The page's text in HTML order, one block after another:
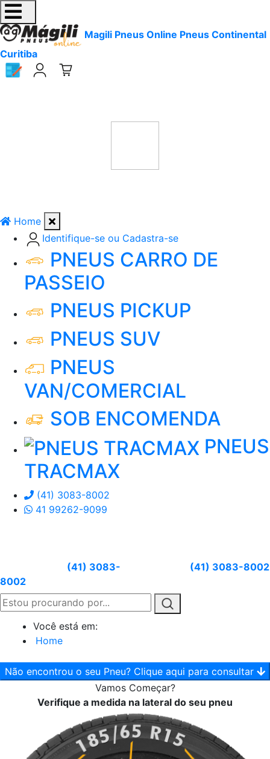
Magili Pneus Online Pneus Continental
Curitiba
Home
Identifique-se ou Cadastra-se
PNEUS CARRO DE
PASSEIO
PNEUS PICKUP
PNEUS SUV
PNEUS
VAN/COMERCIAL
SOB ENCOMENDA
PNEUS
TRACMAX
(41) 3083-8002
41 99262-9099
(41) 3083-
8002
(41) 3083-8002
Você está em:
Home
Não encontrou o seu Pneu? Clique aqui para consultar
Vamos Começar?
Verifique a medida na lateral do seu pneu